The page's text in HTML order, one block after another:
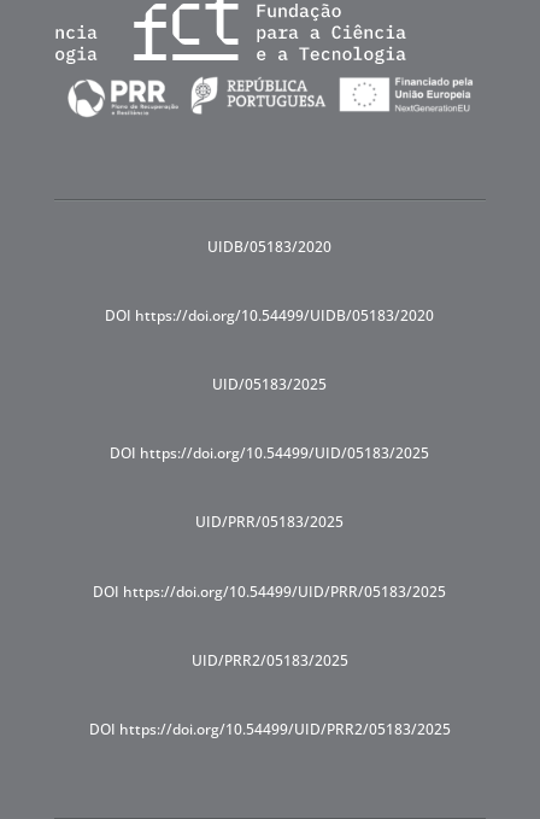
UIDB/05183/2020
DOI https://doi.org/10.54499/UIDB/05183/2020
UID/05183/2025
DOI https://doi.org/10.54499/UID/05183/2025
UID/PRR/05183/2025
DOI https://doi.org/10.54499/UID/PRR/05183/2025
UID/PRR2/05183/2025
DOI https://doi.org/10.54499/UID/PRR2/05183/2025